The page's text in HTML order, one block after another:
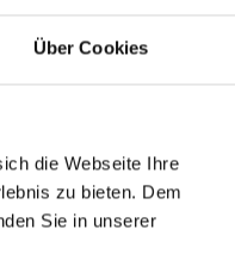
Über Cookies
die Webseite Ihre
zu bieten. Dem
Sie in unserer
und
nehmen.